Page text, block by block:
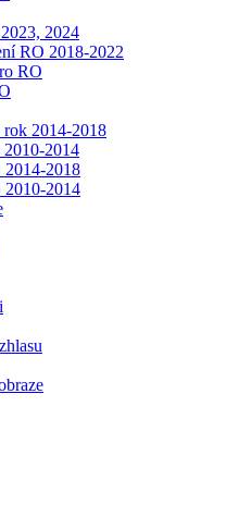
2024
RO 2018-2022
RO
2014-2018
2014
2014-2018
2010-2014